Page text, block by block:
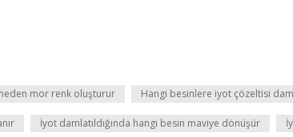
mor renk oluşturur Hangi besinlere iyot çözeltisi
İyot damlatıldığında hangi besin maviye dönüşür